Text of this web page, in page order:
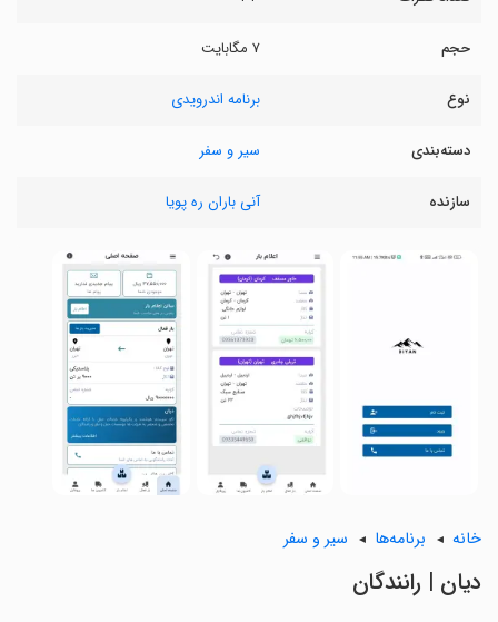
حجم ۷ مگابایت
نوع برنامه اندرویدی
دسته‌بندی سیر و سفر
سازنده آنی باران ره پویا
خانه برنامه‌ها سیر و سفر
‏دیان | رانندگان